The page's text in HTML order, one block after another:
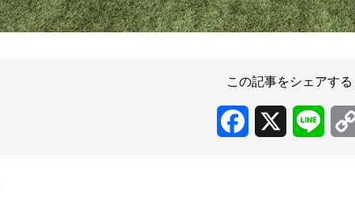
この記事をシェアする
Facebook Line